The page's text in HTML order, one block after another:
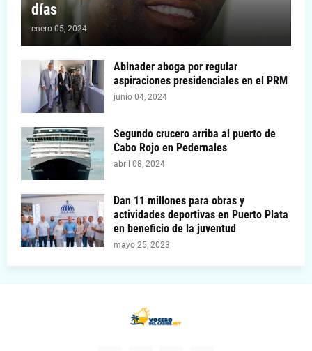
días
enero 05, 2024
Abinader aboga por regular
aspiraciones presidenciales en el PRM
junio 04, 2024
Segundo crucero arriba al puerto de
Cabo Rojo en Pedernales
abril 08, 2024
Dan 11 millones para obras y
actividades deportivas en Puerto Plata
en beneficio de la juventud
mayo 25, 2023